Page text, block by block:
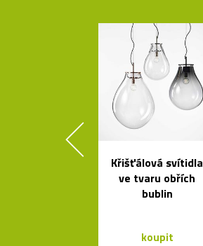
Křišťálová svítidla
ve tvaru obřích
bublin
koupit